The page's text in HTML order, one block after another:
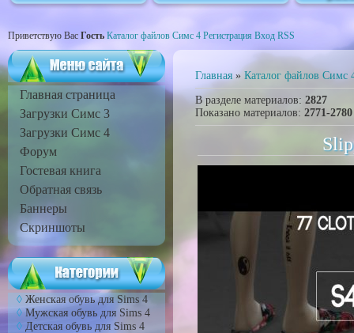
Приветствую Вас Гость Каталог файлов Симс 4 Регистрация Вход RSS
Главная страница
Загрузки Симс 3
Загрузки Симс 4
Форум
Гостевая книга
Обратная связь
Баннеры
Скриншоты
Женская обувь для Sims 4
Мужская обувь для Sims 4
Детская обувь для Sims 4
Главная» Каталог файлов Симс
В разделе материалов: 2827
Показано материалов: 2771-2780